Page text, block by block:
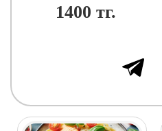
1400 тг.